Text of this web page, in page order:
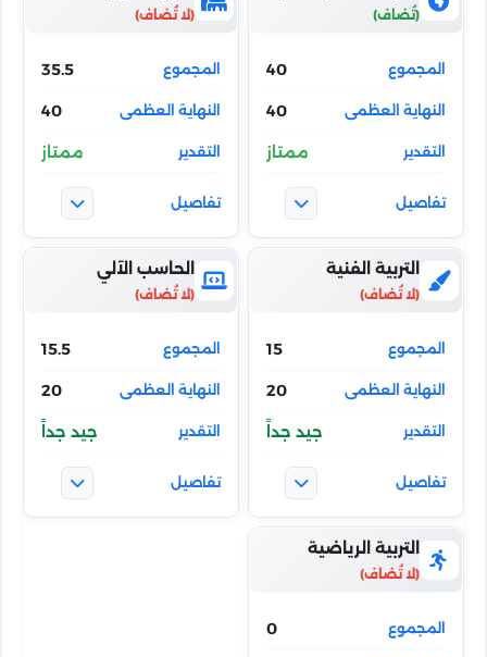
40
40
ممتاز
35.5
40
ممتاز
التربية الفنية
15
20
جيد جداً
الحاسب الآلي
15.5
20
جيد جداً
التربية الرياضية
0